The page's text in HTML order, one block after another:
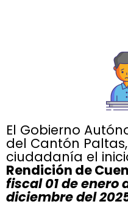
El Gobierno
del Cantón
ciudadanía el
Rendición de
fiscal 01 de enero
diciembre del